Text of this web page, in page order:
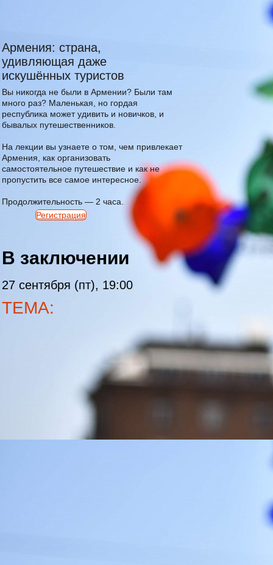
Армения: страна,
удивляющая даже
искушённых туристов
Вы никогда не были в Армении? Были там
много раз? Маленькая, но гордая
республика может удивить и новичков, и
бывалых путешественников.
На лекции вы узнаете о том, чем привлекает
Армения, как организовать
самостоятельное путешествие и как не
пропустить все самое интересное.
Продолжительность — 2 часа.
Регистрация
В заключении
27 сентября (пт), 19:00
ТЕМА: